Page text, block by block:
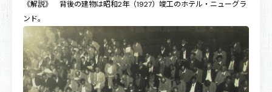
《解説》 背後の建物は昭和2年（1927）竣工のホテル・ニューグラ
ンド。